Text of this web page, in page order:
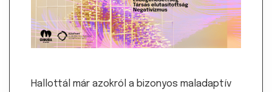
Hallottál már azokról a bizonyos maladaptív